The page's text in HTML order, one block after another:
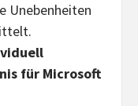
Unebenheiten
für Microsoft